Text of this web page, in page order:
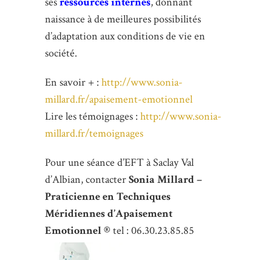
naissance à de meilleures possibilités
d’adaptation aux conditions de vie en
société.
En savoir + : http://www.sonia-
millard.fr/apaisement-emotionnel
Lire les témoignages : http://www.sonia-
millard.fr/temoignages
Pour une séance d’EFT à Saclay Val
d’Albian, contacterSonia Millard –
Praticienne en Techniques
Méridiennes d’Apaisement
Emotionnel ® tel : 06.30.23.85.85